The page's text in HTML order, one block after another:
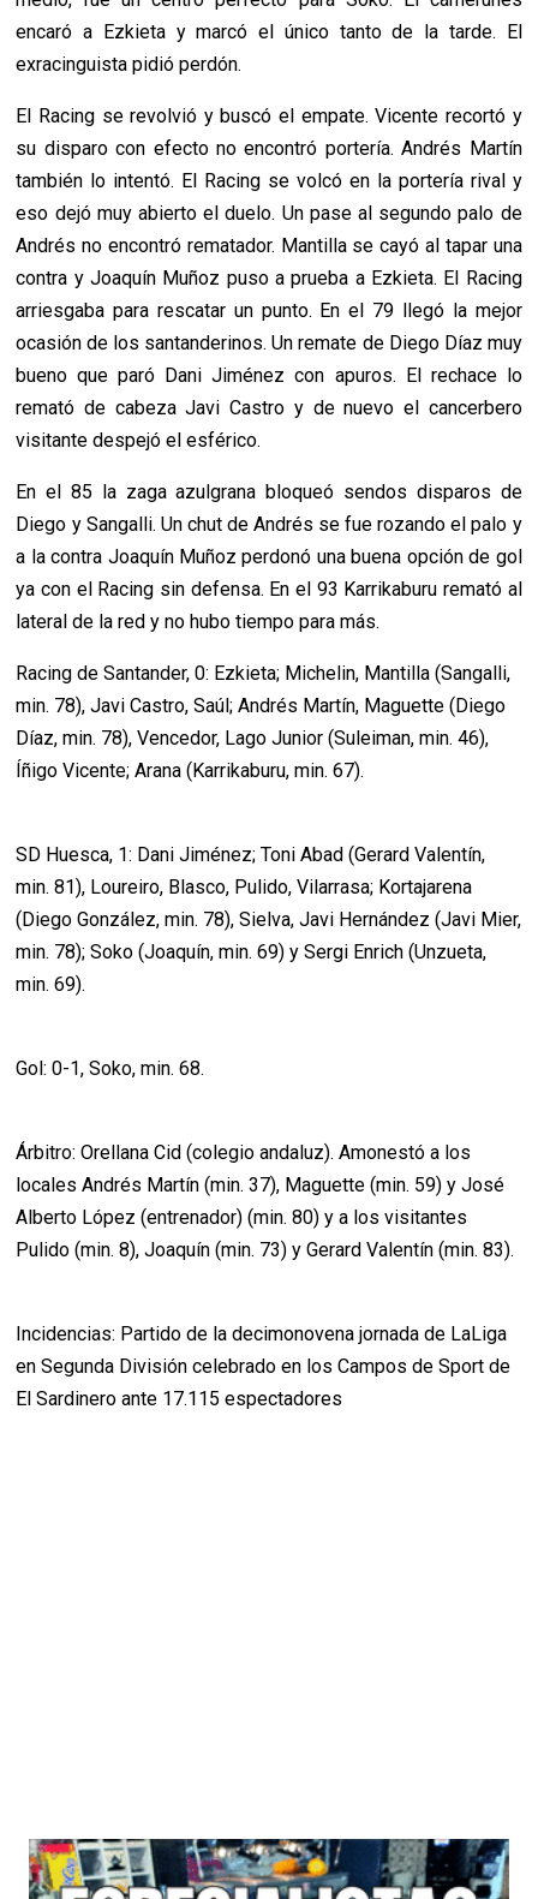
encaró a Ezkieta y marcó el único tanto de la tarde. El
exracinguista pidió perdón.
El Racing se revolvió y buscó el empate. Vicente recortó y
su disparo con efecto no encontró portería. Andrés Martín
también lo intentó. El Racing se volcó en la portería rival y
eso dejó muy abierto el duelo. Un pase al segundo palo de
Andrés no encontró rematador. Mantilla se cayó al tapar una
contra y Joaquín Muñoz puso a prueba a Ezkieta. El Racing
arriesgaba para rescatar un punto. En el 79 llegó la mejor
ocasión de los santanderinos. Un remate de Diego Díaz muy
bueno que paró Dani Jiménez con apuros. El rechace lo
remató de cabeza Javi Castro y de nuevo el cancerbero
visitante despejó el esférico.
En el 85 la zaga azulgrana bloqueó sendos disparos de
Diego y Sangalli. Un chut de Andrés se fue rozando el palo y
a la contra Joaquín Muñoz perdonó una buena opción de gol
ya con el Racing sin defensa. En el 93 Karrikaburu remató al
lateral de la red y no hubo tiempo para más.
Racing de Santander, 0: Ezkieta; Michelin, Mantilla (Sangalli,
min. 78), Javi Castro, Saúl; Andrés Martín, Maguette (Diego
Díaz, min. 78), Vencedor, Lago Junior (Suleiman, min. 46),
Íñigo Vicente; Arana (Karrikaburu, min. 67).
SD Huesca, 1: Dani Jiménez; Toni Abad (Gerard Valentín,
min. 81), Loureiro, Blasco, Pulido, Vilarrasa; Kortajarena
(Diego González, min. 78), Sielva, Javi Hernández (Javi Mier,
min. 78); Soko (Joaquín, min. 69) y Sergi Enrich (Unzueta,
min. 69).
Gol: 0-1, Soko, min. 68.
Árbitro: Orellana Cid (colegio andaluz). Amonestó a los
locales Andrés Martín (min. 37), Maguette (min. 59) y José
Alberto López (entrenador) (min. 80) y a los visitantes
Pulido (min. 8), Joaquín (min. 73) y Gerard Valentín (min. 83).
Incidencias: Partido de la decimonovena jornada de LaLiga
en Segunda División celebrado en los Campos de Sport de
El Sardinero ante 17.115 espectadores